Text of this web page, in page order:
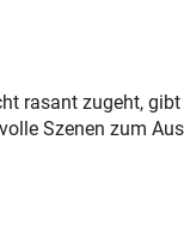
rasant zugeht,
Szenen zum